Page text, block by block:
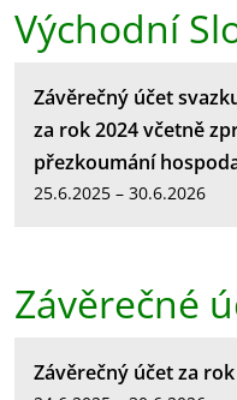
Východní
Závěrečný účet
za rok 2024 včetně
přezkoumání
25.6.2025 – 30.6.2026
Závěrečné
Závěrečný účet za